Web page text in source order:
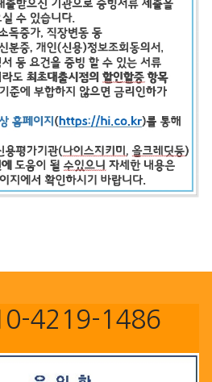
4219-1486